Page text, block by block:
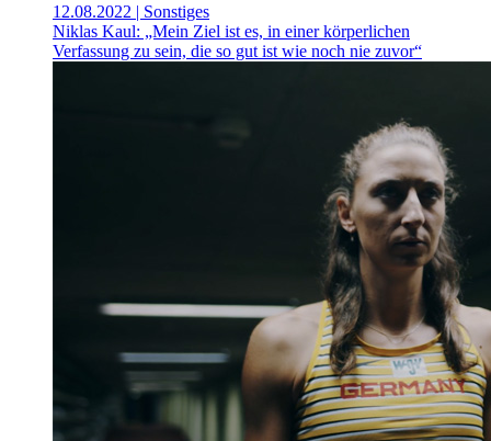
12.08.2022 | Sonstiges
Niklas Kaul: „Mein Ziel ist es, in einer körperlichen
Verfassung zu sein, die so gut ist wie noch nie zuvor“